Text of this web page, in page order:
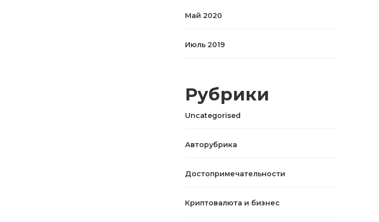
Май 2020
Июль 2019
Рубрики
Uncategorised
Авторубрика
Достопримечательности
Криптовалюта и бизнес